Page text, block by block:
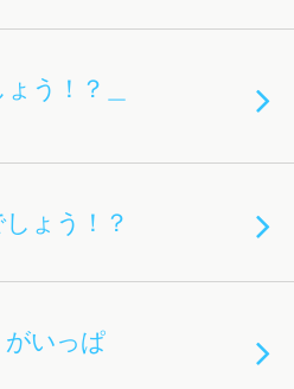
う！？＿
ょう！？
いっぱ